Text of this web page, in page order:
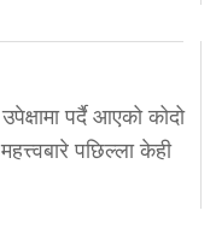
पर्दै आएको कोदो
पछिल्ला केही